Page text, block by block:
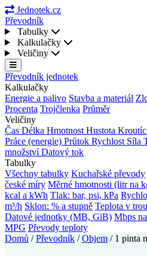
Jednotek.cz
Převodník
Tabulky
Kalkulačky
Veličiny
Převodník jednotek
Kalkulačky
Energie a palivo Stavba a materiál
Procenta Trojčlenka Průměr
Veličiny
Čas Délka Hmotnost Hustota
Práce (energie) Průtok Rychlost Síla
množstvíDatový tok
Tabulky
Všechny tabulky Kuchařské převody
české míry Měrné hmotnosti (litr na
kcal a kWh Tlak: bar, psi, kPa
m³/h Sklon: % a stupně Teplota v
Datové jednotky (MB, GiB) Mbps
MPG Převody teploty
Domů / Převodník / Objem / 1 pinta